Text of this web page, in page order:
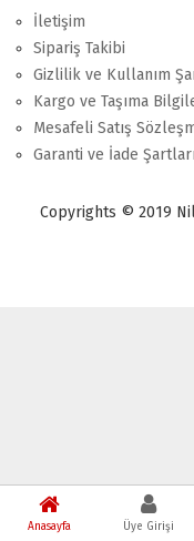
Anasayfa Üye Girişi
İletişim
Sipariş Takibi
Gizlilik ve Kullanım
Kargo ve Taşıma
Mesafeli Satış
Garanti ve İade Şartları
Copyrights © 2019